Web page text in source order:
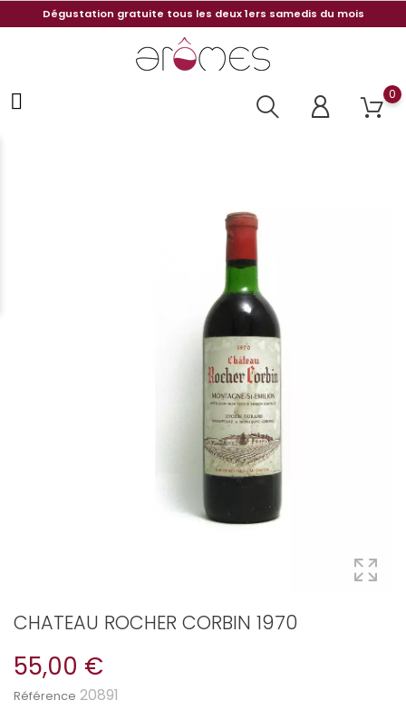
Dégustation gratuite tous les deux 1ers samedis du mois
0
CHATEAU ROCHER CORBIN 1970
55,00 €
Référence 20891